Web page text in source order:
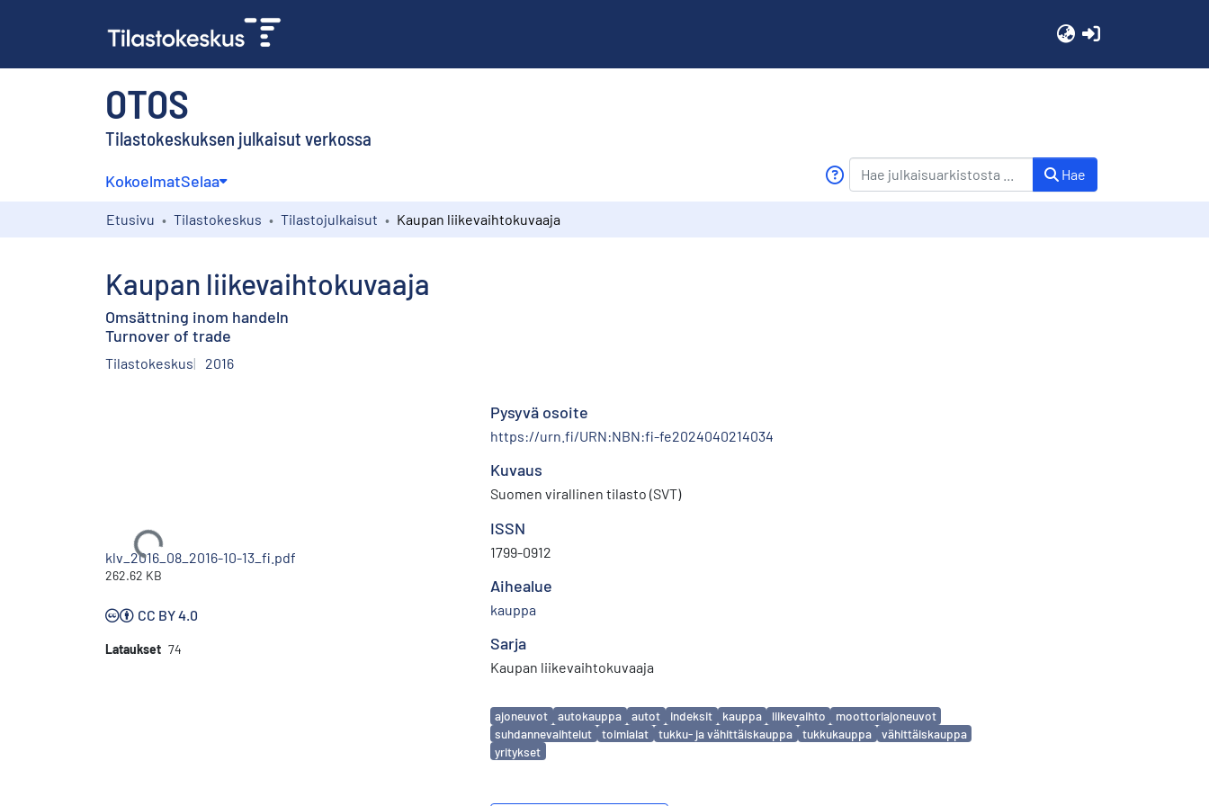
OTOS
Tilastokeskuksen julkaisut verkossa
KokoelmatSelaa Hae
Etusivu Tilastokeskus Tilastojulkaisut Kaupan liikevaihtokuvaaja
Kaupan liikevaihtokuvaaja
Omsättning inom handeln
Turnover of trade
Tilastokeskus 2016
Ladataan...
klv_2016_08_2016-10-13_fi.pdf
262.62 KB
CC BY 4.0
Lataukset 74
Pysyvä osoite
https://urn.fi/URN:NBN:fi-fe2024040214034
Kuvaus
Suomen virallinen tilasto (SVT)
ISSN
1799-0912
Aihealue
kauppa
Sarja
Kaupan liikevaihtokuvaaja
Avainsanat
ajoneuvot autokauppa autot indeksit kauppa liikevaihto
moottoriajoneuvot
suhdannevaihtelut
toimialat tukku- ja vähittäiskauppa tukkukauppa
vähittäiskauppa
yritykset